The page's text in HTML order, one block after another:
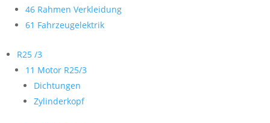
46 Rahmen Verkleidung
61 Fahrzeugelektrik
R25 /3
11 Motor R25/3
Dichtungen
Zylinderkopf